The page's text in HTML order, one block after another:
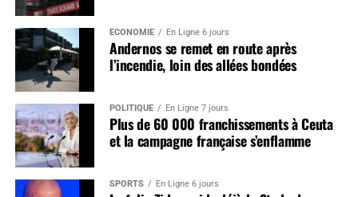
ÉCONOMIE En Ligne 6 jours
Andernos se remet en route après
l’incendie, loin des allées bondées
POLITIQUE En Ligne 7 jours
Plus de 60 000 franchissements à Ceuta
et la campagne française s’enflamme
SPORTS En Ligne 6 jours